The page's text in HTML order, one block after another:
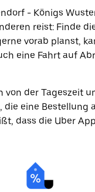
- Königs
reist: Finde
vorab planst,
eine Fahrt auf
der Tageszeit
eine Bestellung
dass die Uber